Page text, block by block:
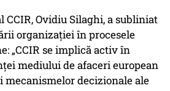
CCIR, Ovidiu Silaghi, a subliniat
organizației în procesele
„CCIR se implică activ în
mediului de afaceri european
decizionale ale